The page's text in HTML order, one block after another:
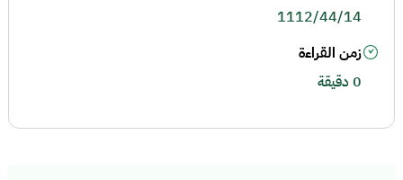
1112/44/14
زمن القراءة
0 دقيقة